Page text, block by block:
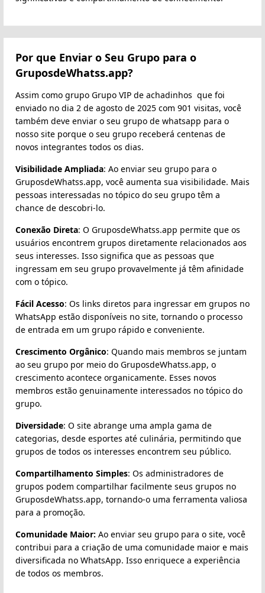
Por que Enviar o Seu Grupo para o
GruposdeWhatss.app?
Assim como grupo Grupo VIP de achadinhos ️ que foi
enviado no dia 2 de agosto de 2025 com 901 visitas, você
também deve enviar o seu grupo de whatsapp para o
nosso site porque o seu grupo receberá centenas de
novos integrantes todos os dias.
Visibilidade Ampliada: Ao enviar seu grupo para o
GruposdeWhatss.app, você aumenta sua visibilidade. Mais
pessoas interessadas no tópico do seu grupo têm a
chance de descobri-lo.
Conexão Direta: O GruposdeWhatss.app permite que os
usuários encontrem grupos diretamente relacionados aos
seus interesses. Isso significa que as pessoas que
ingressam em seu grupo provavelmente já têm afinidade
com o tópico.
Fácil Acesso: Os links diretos para ingressar em grupos no
WhatsApp estão disponíveis no site, tornando o processo
de entrada em um grupo rápido e conveniente.
Crescimento Orgânico: Quando mais membros se juntam
ao seu grupo por meio do GruposdeWhatss.app, o
crescimento acontece organicamente. Esses novos
membros estão genuinamente interessados no tópico do
grupo.
Diversidade: O site abrange uma ampla gama de
categorias, desde esportes até culinária, permitindo que
grupos de todos os interesses encontrem seu público.
Compartilhamento Simples: Os administradores de
grupos podem compartilhar facilmente seus grupos no
GruposdeWhatss.app, tornando-o uma ferramenta valiosa
para a promoção.
Comunidade Maior: Ao enviar seu grupo para o site, você
contribui para a criação de uma comunidade maior e mais
diversificada no WhatsApp. Isso enriquece a experiência
de todos os membros.